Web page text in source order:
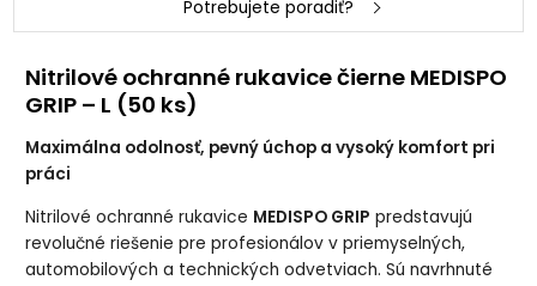
Potrebujete poradiť?
Nitrilové ochranné rukavice čierne MEDISPO
GRIP – L (50 ks)
Maximálna odolnosť, pevný úchop a vysoký komfort pri
práci
Nitrilové ochranné rukavice MEDISPO GRIP predstavujú
revolučné riešenie pre profesionálov v priemyselných,
automobilových a technických odvetviach. Sú navrhnuté